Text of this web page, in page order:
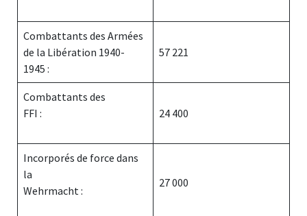
Combattants des Armées
de la Libération 1940-
1945 :
57 221
Combattants des
FFI :
24 400
Incorporés de force dans
la
Wehrmacht :
27 000